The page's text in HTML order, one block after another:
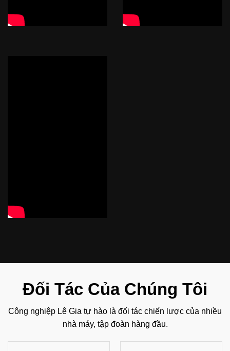
Đối Tác Của Chúng Tôi
Công nghiệp Lê Gia tự hào là đối tác chiến lược của nhiều
nhà máy, tập đoàn hàng đầu.